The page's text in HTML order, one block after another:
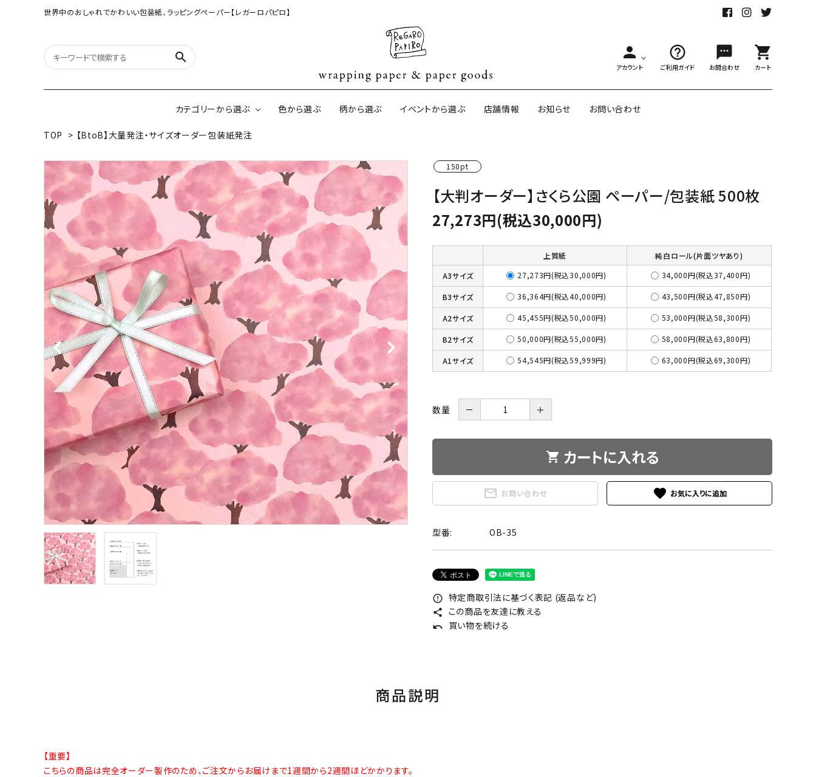
世界中のおしゃれでかわいい包装紙、ラッピングペーパー【レガーロパピロ】
search person
アカウント
help_outline
ご利用ガイド
sms
お問合わせ
shopping_cart
カート
カテゴリーから選ぶ
オリジナル包装紙
（A3相当サイズ）
【大判サイズ】オリジナル包装紙 和紙の包装紙(CAGWA paper)
サイズオーダー受注生産
ネパールの手漉き包装紙
インドのハンドプリントコットン
ペーパー
イギリスのモダン包装紙 イギリスの両面包装紙
ボタニカルダブルサイド包装紙 韓国のデザインペーパー 日本のペーパーブランド ラッピング用リボン・紐 アウトレットセール
色から選ぶ 柄から選ぶ イベントから選ぶ 店舗情報 お知らせ お問い合わせ
TOP > 【BtoB】大量発注・サイズオーダー包装紙発注
150pt
【大判オーダー】さくら公園 ペーパー/包装紙 500枚
27,273円(税込30,000円)
上質紙
純白ロール(片面ツヤあり)
A3サイズ
27,273円(税込30,000円) 34,000円(税込37,400円)
B3サイズ 36,364円(税込40,000円) 43,500円(税込47,850円)
A2サイズ 45,455円(税込50,000円) 53,000円(税込58,300円)
B2サイズ 50,000円(税込55,000円) 58,000円(税込63,800円)
A1サイズ 54,545円(税込59,999円) 63,000円(税込69,300円)
数量 － ＋
shopping_cart カートに入れる
mail_outline お問い合わせ favorite
型番: OB-35
error_outline 特定商取引法に基づく表記 (返品など)
share この商品を友達に教える
undo 買い物を続ける
商品説明
【重要】
こちらの商品は完全オーダー製作のため、ご注文からお届けまで1週間から2週間ほどかかります。